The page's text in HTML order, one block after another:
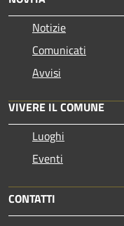
Notizie
Comunicati
Avvisi
VIVERE IL COMUNE
Luoghi
Eventi
CONTATTI